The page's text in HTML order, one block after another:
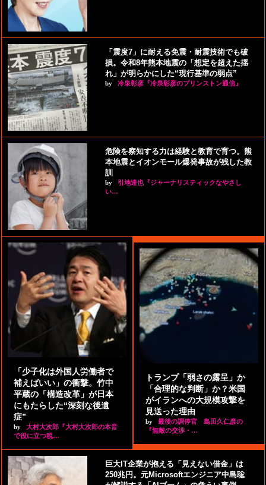
「震度7」に耐える免震・耐震技術でも破
損。令和8年熊本地震の「想定を超えた揺
れ」が明らかにした“現行基準の弱点”
by 冷泉彰彦『冷泉彰彦のプリンストン通信』
危険を察知する力は経験と教育で育つ。熊
本地震とイオンモール爆発事故が残した教
訓
by
引地達也『ジャーナリスティックなやさし
い…
「少子化は外国人労働者で
補えばいい」の衝撃。竹中
平蔵の「構造改革」が日本
にもたらした“深刻な後遺
症”
by
大村大次郎『大村大次郎の本音
で役に立つ税…
トランプ「弱さの露呈」か
「合理的な判断」か？米国
がイランへの大規模攻撃を
見送った理由
by
最後の調停官 島田久仁彦の
『無敵の交渉・…
巨大IT企業が抱える「見えない借金」は
250兆円。元Microsoftエンジニア中島聡